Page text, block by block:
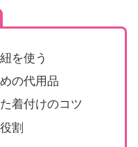
を使う
の代用品
着付けのコツ
割